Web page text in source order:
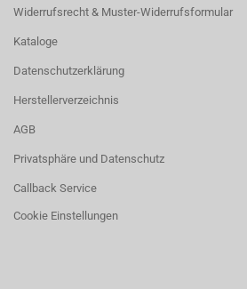
Widerrufsrecht & Muster-Widerrufsformular
Kataloge
Datenschutzerklärung
Herstellerverzeichnis
AGB
Privatsphäre und Datenschutz
Callback Service
Cookie Einstellungen